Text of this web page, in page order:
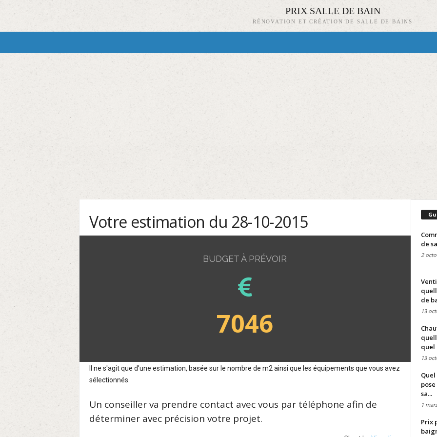
PRIX SALLE DE BAIN
RÉNOVATION ET CRÉATION DE SALLE DE BAINS
Votre estimation du 28-10-2015
BUDGET À PRÉVOIR
7046
Il ne s'agit que d'une estimation, basée sur le nombre de m2 ainsi que les équipements que vous avez
sélectionnés.
Un conseiller va prendre contact avec vous par téléphone afin de
déterminer avec précision votre projet.
de
2
de
13
quel
13
sa...
1
Prix